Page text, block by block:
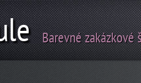
Barevné zakázkové